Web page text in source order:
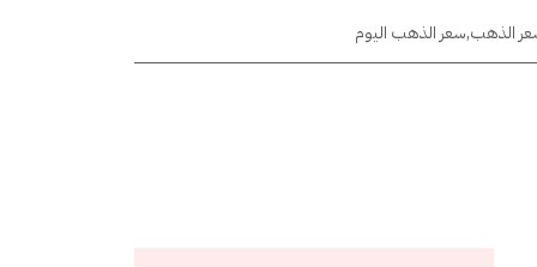
الذهب,سعر الذهب اليوم